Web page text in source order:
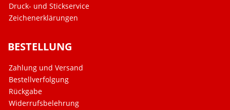
Druck- und Stickservice
Zeichenerklärungen
BESTELLUNG
Zahlung und Versand
Bestellverfolgung
Rückgabe
Widerrufsbelehrung